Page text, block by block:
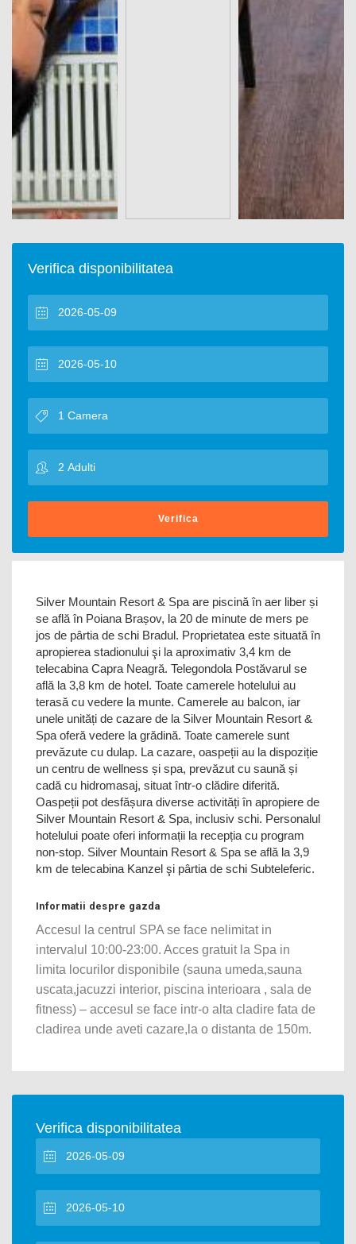
Verifica disponibilitatea
Verifica
Silver Mountain Resort & Spa are piscină în aer liber și
se află în Poiana Brașov, la 20 de minute de mers pe
jos de pârtia de schi Bradul. Proprietatea este situată în
apropierea stadionului şi la aproximativ 3,4 km de
telecabina Capra Neagră. Telegondola Postăvarul se
află la 3,8 km de hotel. Toate camerele hotelului au
terasă cu vedere la munte. Camerele au balcon, iar
unele unități de cazare de la Silver Mountain Resort &
Spa oferă vedere la grădină. Toate camerele sunt
prevăzute cu dulap. La cazare, oaspeții au la dispoziție
un centru de wellness și spa, prevăzut cu saună și
cadă cu hidromasaj, situat într-o clădire diferită.
Oaspeții pot desfășura diverse activități în apropiere de
Silver Mountain Resort & Spa, inclusiv schi. Personalul
hotelului poate oferi informații la recepția cu program
non-stop. Silver Mountain Resort & Spa se află la 3,9
km de telecabina Kanzel şi pârtia de schi Subteleferic.
Informatii despre gazda
Accesul la centrul SPA se face nelimitat in
intervalul 10:00-23:00. Acces gratuit la Spa in
limita locurilor disponibile (sauna umeda,sauna
uscata,jacuzzi interior, piscina interioara , sala de
fitness) – accesul se face intr-o alta cladire fata de
cladirea unde aveti cazare,la o distanta de 150m.
Verifica disponibilitatea